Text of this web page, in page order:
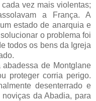
vez mais violentas;
a França. A
estado de anarquia e
o problema foi
todos os bens da Igreja
de Montglane
proteger corria perigo.
desenterrado e
da Abadia, para